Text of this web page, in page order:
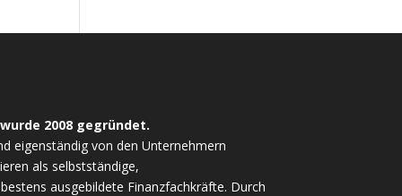
2008 gegründet.
eigenständig von den Unternehmern
als selbstständige,
ausgebildete Finanzfachkräfte. Durch